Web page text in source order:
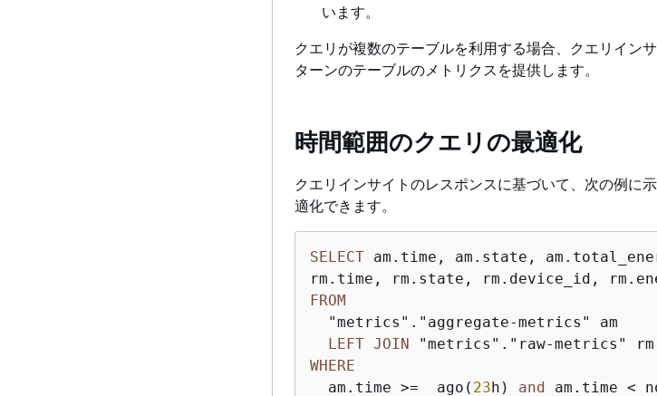
います。
クエリが複数のテーブルを利用する場合、クエリイン
ターンのテーブルのメトリクスを提供します。
時間範囲のクエリの最適化
クエリインサイトのレスポンスに基づいて、次の例に
適化できます。
SELECT am.time, am.state,
FROM
  "metrics"."aggregate-metrics" am
LEFT JOIN "metrics"."raw-metrics" rm
WHERE
  am.time
>=
  ago(
23h) and am.time <